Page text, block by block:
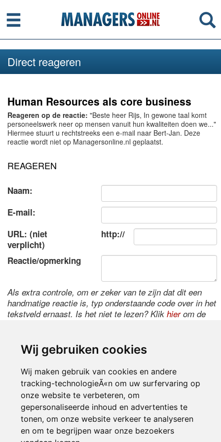
Wij gebruiken cookies
Wij maken gebruik van cookies en andere
tracking-technologieÃ«n om uw surfervaring op
onze website te verbeteren, om
gepersonaliseerde inhoud en advertenties te
tonen, om onze website verkeer te analyseren
en om te begrijpen waar onze bezoekers
Menu
Direct reageren
Human Resources als core business
Reageren op de reactie: "Beste heer Rijs, In gewone taal komt
personeelswerk neer op mensen vanuit hun kwaliteiten doen we..."
Hiermee stuurt u rechtstreeks een e-mail naar Bert-Jan. Deze
reactie wordt niet op Managersonline.nl geplaatst.
REAGEREN
Naam:
E-mail:
URL: (niet
verplicht)
http://
Reactie/opmerking
Als extra controle, om er zeker van te zijn dat dit een
handmatige reactie is, typ onderstaande code over in het
tekstveld ernaast. Is het niet te lezen? Klik hierom de
Inloggen